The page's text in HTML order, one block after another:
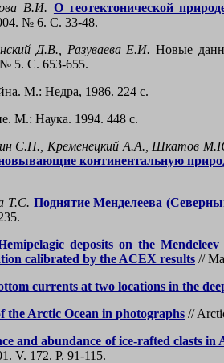
В.И. О геотектонической
№ 6. С. 33-48.
Д.В., Разуваева Е.И. Новые
5. С. 653-655.
М.: Недра, 1986. 224 с.
М.: Наука. 1994. 448 с.
С.Н., Кременецкий А.А., Шкатов
континентальную
Т.С. Поднятие Менделеева
deposits on the
calibrated by the ACEX results //
currents at two locations in the
the Arctic Ocean in photographs //
and abundance of ice-rafted clasts
V. 172. P. 91-115.